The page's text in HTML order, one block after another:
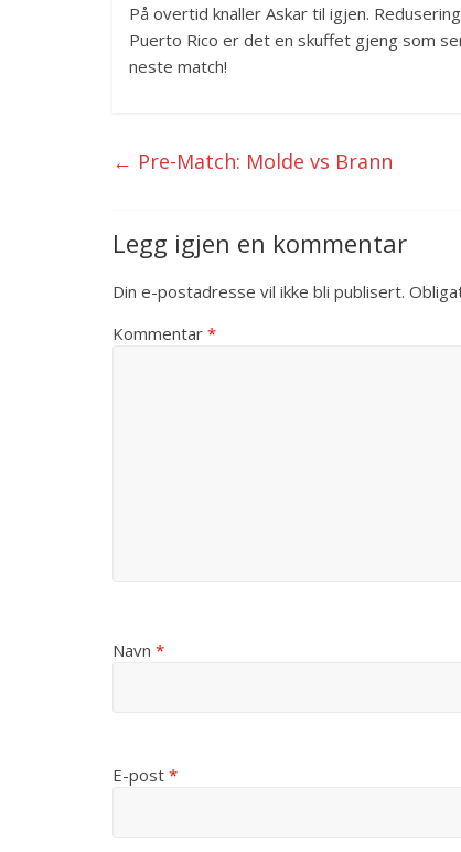
På overtid knaller Askar til igjen.
Puerto Rico er det en skuffet gjeng som
neste match!
← Pre-Match: Molde vs Brann
Legg igjen en kommentar
Din e-postadresse vil ikke bli publisert.
Kommentar *
Navn *
E-post *